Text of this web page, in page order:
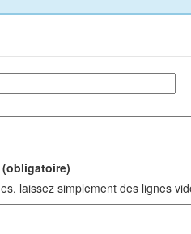
(obligatoire)
laissez simplement des lignes